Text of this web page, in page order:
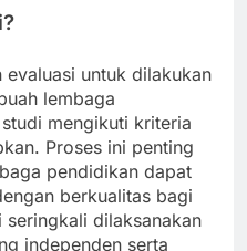
untuk dilakukan
lembaga
mengikuti kriteria
Proses ini penting
pendidikan dapat
berkualitas bagi
seringkali dilaksanakan
independen serta